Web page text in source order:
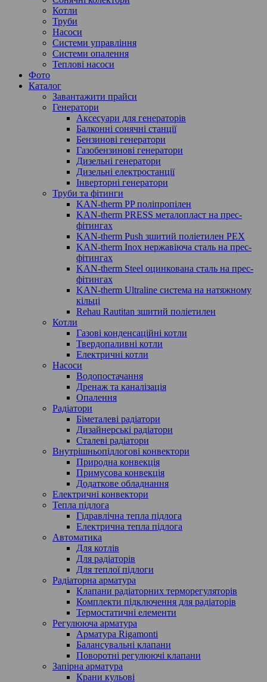
Котли
Труби
Насоси
Системи управління
Системи опалення
Теплові насоси
Фото
Каталог
Завантажити прайси
Генератори
Аксесуари для генераторів
Балконні сонячні станції
Бензинові генератори
Газобензинові генератори
Дизельні генератори
Дизельні електростанції
Інверторні генератори
Труби та фітинги
KAN-therm PP поліпропілен
KAN-therm PRESS металопласт на прес-
фітингах
KAN-therm Push зшитий поліетилен PEX
KAN-therm Inox нержавіюча сталь на прес-
фітингах
KAN-therm Steel оцинкована сталь на прес-
фітингах
KAN-therm Ultraline система на натяжному
кільці
Rehau Rautitan зшитий поліетилен
Котли
Газові конденсаційні котли
Твердопаливні котли
Електричні котли
Насоси
Водопостачання
Дренаж та каналізація
Опалення
Радіатори
Біметалеві радіатори
Дизайнерські радіатори
Сталеві радіатори
Внутрішньопідлогові конвектори
Природна конвекція
Примусова конвекція
Додаткове обладнання
Електричні конвектори
Тепла підлога
Гідравлічна тепла підлога
Електрична тепла підлога
Автоматика
Для котлів
Для радіаторів
Для теплої підлоги
Радіаторна арматура
Клапани радіаторних терморегуляторів
Комплекти підключення для радіаторів
Термостатичні елементи
Регулююча арматура
Арматура Rigamonti
Балансувальні клапани
Поворотні регулюючі клапани
Запірна арматура
Крани кульові